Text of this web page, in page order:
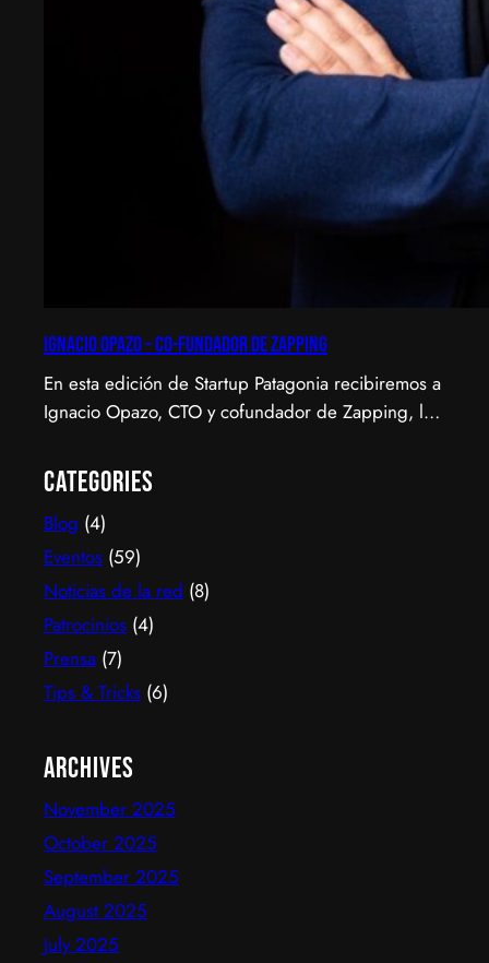
Ignacio Opazo – Co-Fundador de Zapping
En esta edición de Startup Patagonia recibiremos a
Ignacio Opazo, CTO y cofundador de Zapping, la
que América Latina ve televisión. ​Zapping nació
con una idea simple y potente: ofrecer una
experiencia de TV por internet fluida, sin
decodificadores ni contratos, y hoy suma más de
600…
Categories
Blog (4)
Eventos (59)
Noticias de la red (8)
Patrocinios (4)
Prensa (7)
Tips & Tricks (6)
Archives
November 2025
October 2025
September 2025
August 2025
July 2025